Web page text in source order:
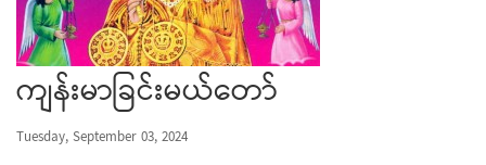
ကျန်းမာခြင်းမယ်တော်
Tuesday, September 03, 2024